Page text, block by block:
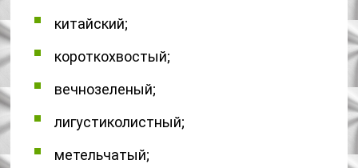
китайский;
короткохвостый;
вечнозеленый;
лигустиколистный;
метельчатый;